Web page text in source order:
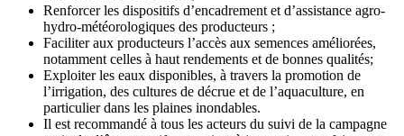
Renforcer les dispositifs d’encadrement et d’assistance agro-
hydro-météorologiques des producteurs ;
Faciliter aux producteurs l’accès aux semences améliorées,
notamment celles à haut rendements et de bonnes qualités;
Exploiter les eaux disponibles, à travers la promotion de
l’irrigation, des cultures de décrue et de l’aquaculture, en
particulier dans les plaines inondables.
Il est recommandé à tous les acteurs du suivi de la campagne